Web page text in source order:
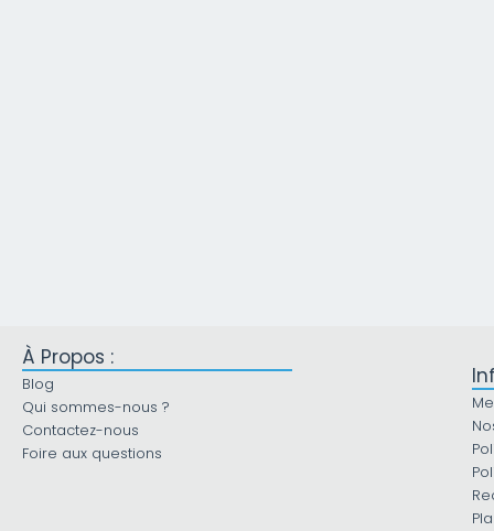
À Propos :
Blog
Qui sommes-nous ?
Contactez-nous
Foire aux questions